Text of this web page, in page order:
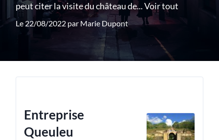
peut citer la visite du château de...Voir tout
Le 22/08/2022 par Marie Dupont
Entreprise
Queuleu